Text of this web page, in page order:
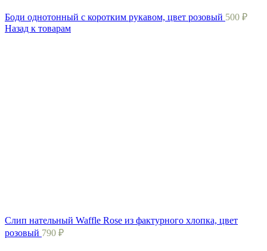
Боди однотонный с коротким рукавом, цвет розовый 500 ₽
Назад к товарам
Слип нательный Waffle Rose из фактурного хлопка, цвет
розовый 790 ₽